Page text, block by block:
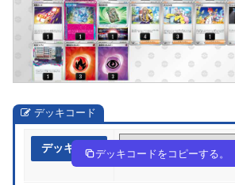
デッキコード
デッキ作成 d5fVkF-SHnbPf-5Vkkkb
デッキコードをコピーする。